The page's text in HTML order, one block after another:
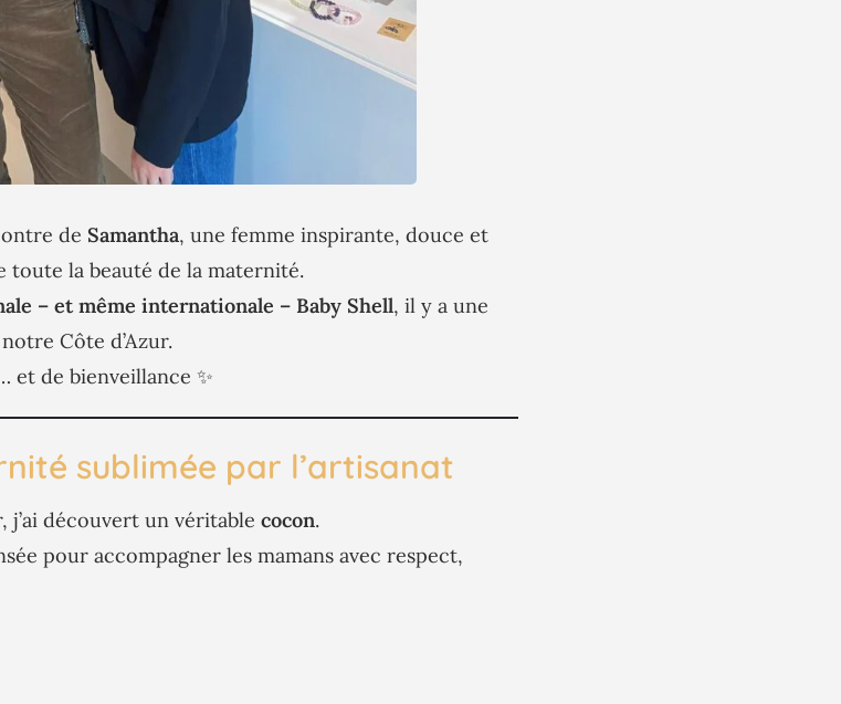
de Samantha, une femme inspirante, douce et
toute la beauté de la maternité.
– et même internationale – Baby Shell, il y a une
Côte d’Azur.
de bienveillance ✨
sublimée par l’artisanat
j’ai découvert un véritable cocon.
pour accompagner les mamans avec respect,